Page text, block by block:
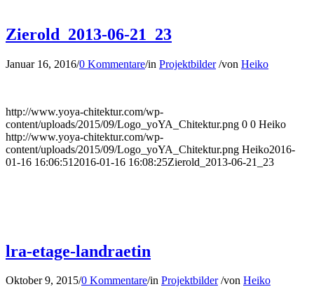
Zierold_2013-06-21_23
Januar 16, 2016/0 Kommentare/in Projektbilder /von Heiko
http://www.yoya-chitektur.com/wp-
content/uploads/2015/09/Logo_yoYA_Chitektur.png 0 0 Heiko
http://www.yoya-chitektur.com/wp-
content/uploads/2015/09/Logo_yoYA_Chitektur.png Heiko2016-
01-16 16:06:51 2016-01-16 16:08:25Zierold_2013-06-21_23
lra-etage-landraetin
Oktober 9, 2015/0 Kommentare/in Projektbilder /von Heiko